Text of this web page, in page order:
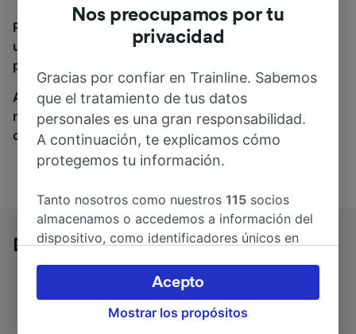
Para encontrar billetes de autobús, simplemente haz
una búsqueda y nosotros compararemos horarios y
precios tanto de tren como de autobús.
A donde quiera que vayas, tu viaje empieza con
nosotros. Encuentra billetes de más de 170
compañías de tren y autobús.
Dortmund a Roermond en autobús
Nos preocupamos por tu
privacidad
Gracias por confiar en Trainline. Sabemos
que el tratamiento de tus datos
personales es una gran responsabilidad.
A continuación, te explicamos cómo
protegemos tu información.
Tanto nosotros como nuestros115 socios
almacenamos o accedemos a información del
dispositivo, como identificadores únicos en
Puedes aceptar o administrar tus preferencias
haciendo clic abajo, incluido el derecho de
oposición en función de tu interés legítimo o,
Mostrar los propósitos
Acepto